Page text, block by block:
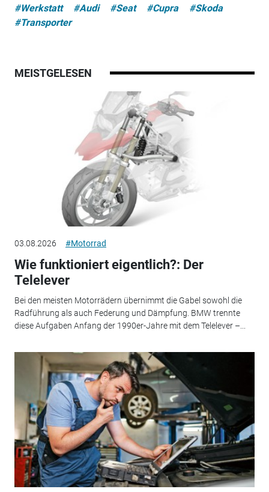
#Werkstatt
#Audi #Seat #Cupra
#Skoda
#Transporter
MEISTGELESEN
03.08.2026 #Motorrad
Wie funktioniert eigentlich?: Der
Telelever
Bei den meisten Motorrädern übernimmt die Gabel sowohl die
Radführung als auch Federung und Dämpfung. BMW trennte
diese Aufgaben Anfang der 1990er-Jahre mit dem Telelever –...